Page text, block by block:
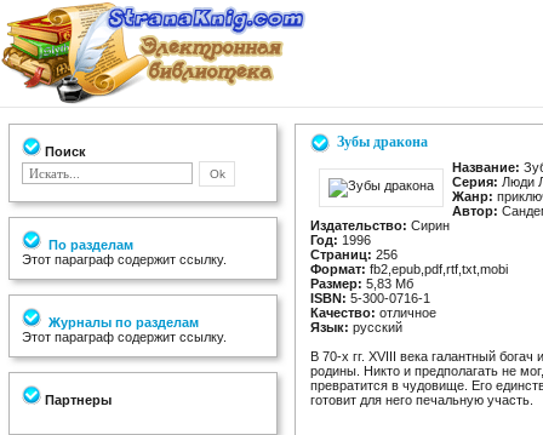
Поиск
По разделам
Этот параграф содержит ссылку.
Журналы по разделам
Этот параграф содержит ссылку.
Партнеры
Зубы дракона
Название:
Серия: Люди
Жанр:
Автор:
Издательство: Сирин
Год: 1996
Страниц: 256
Формат: fb2,epub,pdf,rtf,txt,mobi
Размер: 5,83 Мб
ISBN: 5-300-0716-1
Качество: отличное
Язык: русский
В 70-х гг. XVIII века галантный
родины. Никто и предполагать не
превратится в чудовище. Его
готовит для него печальную участь.